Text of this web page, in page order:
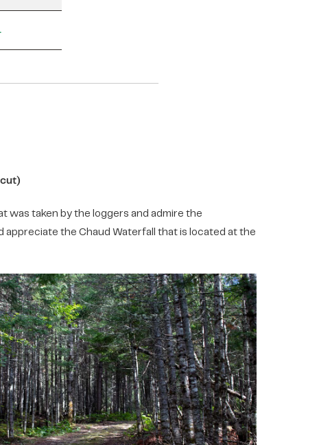
was taken by the loggers and admire the
appreciate the Chaud Waterfall that is located at the